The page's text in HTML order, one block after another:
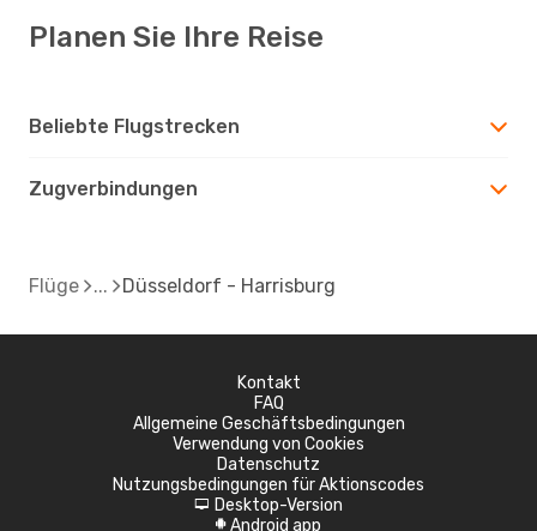
Planen Sie Ihre Reise
Beliebte Flugstrecken
Zugverbindungen
Flüge Düsseldorf - Harrisburg
Kontakt
FAQ
Allgemeine Geschäftsbedingungen
Verwendung von Cookies
Datenschutz
Nutzungsbedingungen für Aktionscodes
d Desktop-Version
A Android app